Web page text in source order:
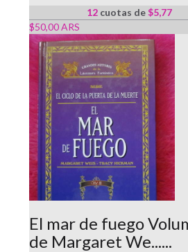
12 cuotas de$5,77
$50,00 ARS
El mar de fuego
de Margaret We......